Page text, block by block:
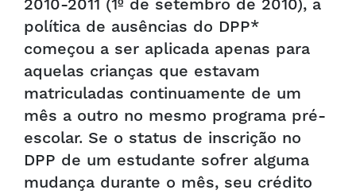
2010-2011 (1º de setembro de 2010), a
política de ausências do DPP*
começou a ser aplicada apenas para
aquelas crianças que estavam
matriculadas continuamente de um
mês a outro no mesmo programa pré-
escolar. Se o status de inscrição no
DPP de um estudante sofrer alguma
mudança durante o mês, seu crédito